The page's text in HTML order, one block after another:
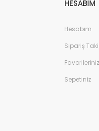
HESABIM
Hesabım
Sipariş
Favorileriniz
Sepetiniz